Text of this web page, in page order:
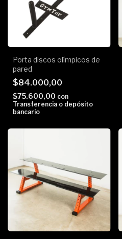
Porta discos olímpicos de
pared
$84.000,00
$75.600,00 con
Transferencia o depósito
bancario